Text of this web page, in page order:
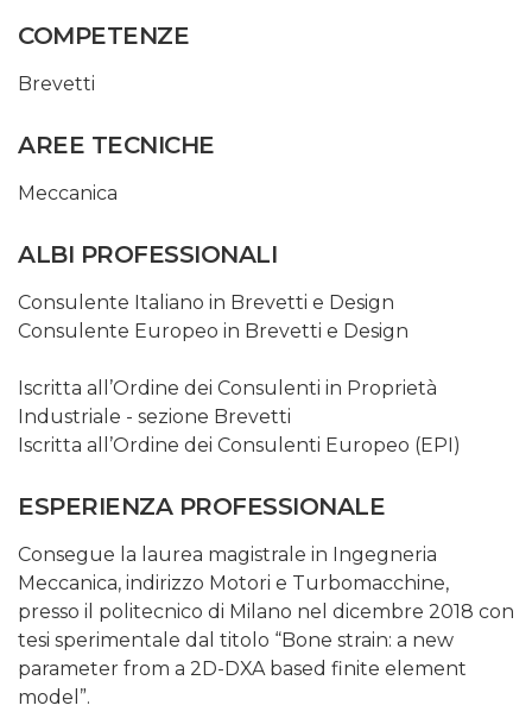
COMPETENZE
Brevetti
AREE TECNICHE
Meccanica
ALBI PROFESSIONALI
Consulente Italiano in Brevetti e Design
Consulente Europeo in Brevetti e Design
Iscritta all’Ordine dei Consulenti in Proprietà
Industriale - sezione Brevetti
Iscritta all’Ordine dei Consulenti Europeo (EPI)
ESPERIENZA PROFESSIONALE
Consegue la laurea magistrale in Ingegneria
Meccanica, indirizzo Motori e Turbomacchine,
presso il politecnico di Milano nel dicembre 2018 con
tesi sperimentale dal titolo “Bone strain: a new
parameter from a 2D-DXA based finite element
model”.